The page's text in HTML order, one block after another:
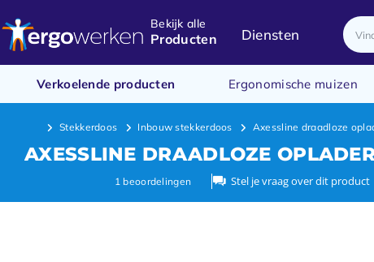
Bekijk alle
Producten Diensten
Verkoelende producten Ergonomische muizen
Stekkerdoos Inbouw stekkerdoos Axessline draadloze
AXESSLINE DRAADLOZE
1 beoordelingen Stel je vraag over dit product